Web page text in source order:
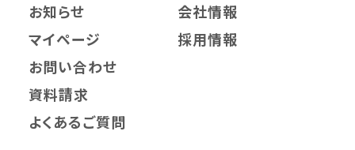
お知らせ
マイページ
会社情報
採用情報
お問い合わせ
資料請求
よくあるご質問